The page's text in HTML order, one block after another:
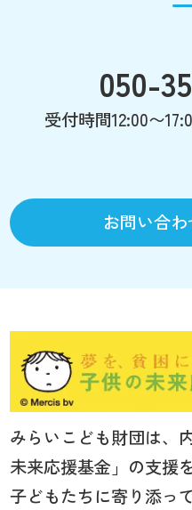
050-
受付時間12:00〜
お問い合
みらいこども財団は、
未来応援基金」の支援
子どもたちに寄り添っ